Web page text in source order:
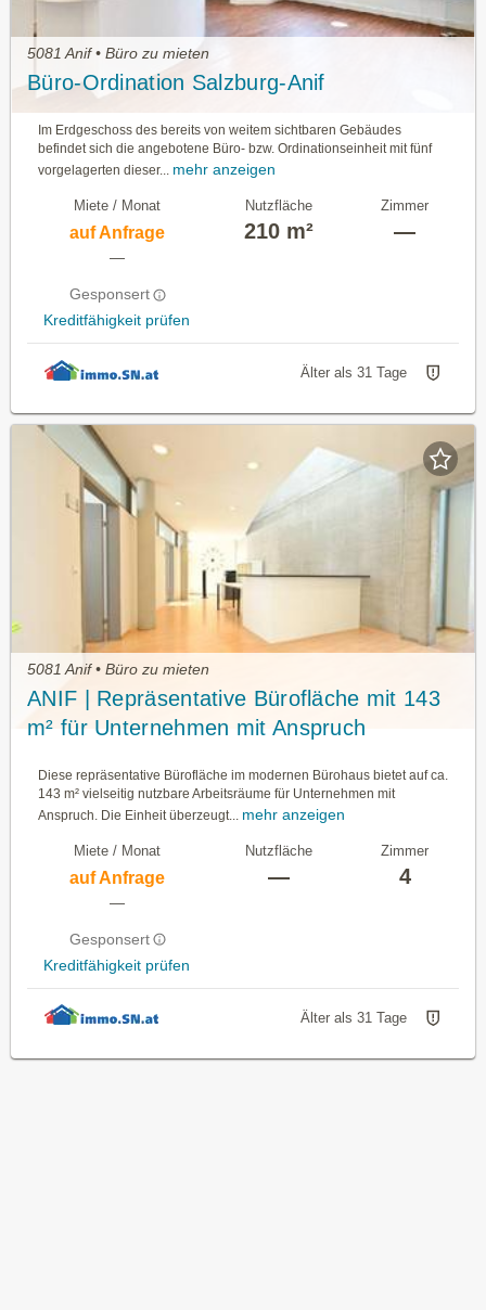
5081 Anif • Büro zu mieten
Büro-Ordination Salzburg-Anif
Im Erdgeschoss des bereits von weitem sichtbaren Ge­bäudes
befindet sich die angebotene Büro- bzw. Ordi­nationseinheit mit fünf
vorgelagerten dieser... mehr anzeigen
Miete / Monat
auf Anfrage
—
Gesponsert
Kreditfähigkeit prüfen
Nutzfläche
210 m²
Zimmer
—
Älter als 31 Tage
5081 Anif • Büro zu mieten
ANIF | Repräsentative Bürofläche mit 143
m² für Unternehmen mit Anspruch
Diese repräsentative Bürofläche im modernen Bürohaus bietet auf ca.
143 m² vielseitig nutzbare Arbeitsräume für Unternehmen mit
Anspruch. Die Einheit überzeugt... mehr anzeigen
Miete / Monat
auf Anfrage
—
Gesponsert
Kreditfähigkeit prüfen
Nutzfläche
—
Zimmer
4
Älter als 31 Tage